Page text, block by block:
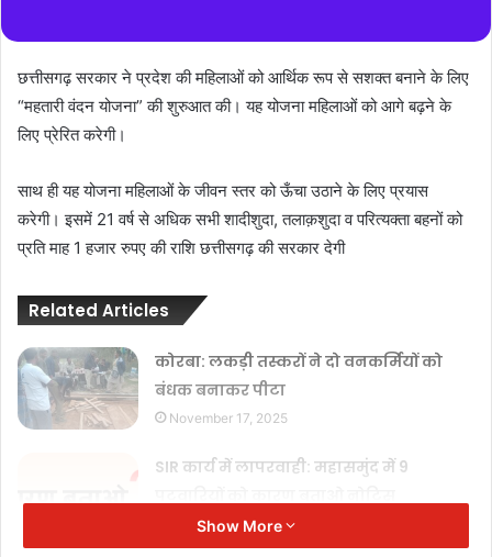
छत्तीसगढ़ सरकार ने प्रदेश की महिलाओं को आर्थिक रूप से सशक्त बनाने के लिए
“महतारी वंदन योजना” की शुरुआत की। यह योजना महिलाओं को आगे बढ़ने के
लिए प्रेरित करेगी।
साथ ही यह योजना महिलाओं के जीवन स्तर को ऊँचा उठाने के लिए प्रयास
करेगी। इसमें 21 वर्ष से अधिक सभी शादीशुदा, तलाक़शुदा व परित्यक्ता बहनों को
प्रति माह 1 हजार रुपए की राशि छत्तीसगढ़ की सरकार देगी
Related Articles
कोरबा: लकड़ी तस्करों ने दो वनकर्मियों को
बंधक बनाकर पीटा
November 17, 2025
SIR कार्य में लापरवाही: महासमुंद में 9
November 17, 2025
Show More